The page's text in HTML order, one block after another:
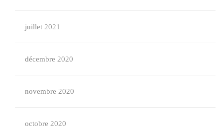
juillet 2021
décembre 2020
novembre 2020
octobre 2020